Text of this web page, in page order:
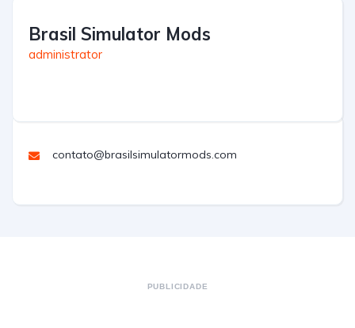
Brasil Simulator Mods
administrator
contato@brasilsimulatormods.com
PUBLICIDADE